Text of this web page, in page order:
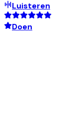
Luisteren
Doen